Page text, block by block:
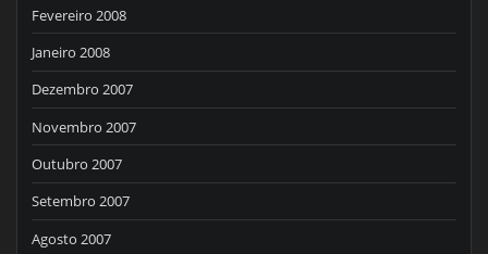
Fevereiro 2008
Janeiro 2008
Dezembro 2007
Novembro 2007
Outubro 2007
Setembro 2007
Agosto 2007